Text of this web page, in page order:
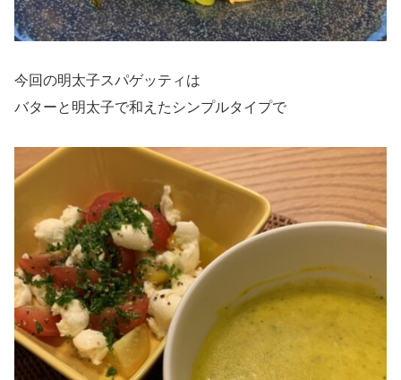
今回の明太子スパゲッティは
バターと明太子で和えたシンプルタイプで